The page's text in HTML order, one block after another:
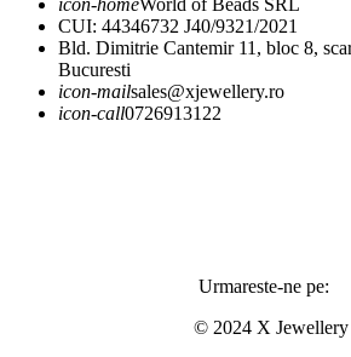
icon-homeWorld of Beads SRL
CUI: 44346732 J40/9321/2021
Bld. Dimitrie Cantemir 11, bloc 8,
Bucuresti
icon-mailsales@xjewellery.ro
icon-call0726913122
Urmareste-ne pe:
© 2024 X Jewellery